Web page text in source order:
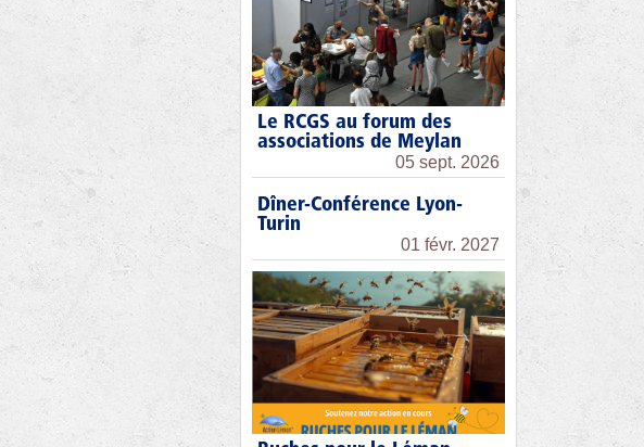
Le RCGS au forum des
associations de Meylan
05 sept. 2026
Dîner-Conférence Lyon-
Turin
01 févr. 2027